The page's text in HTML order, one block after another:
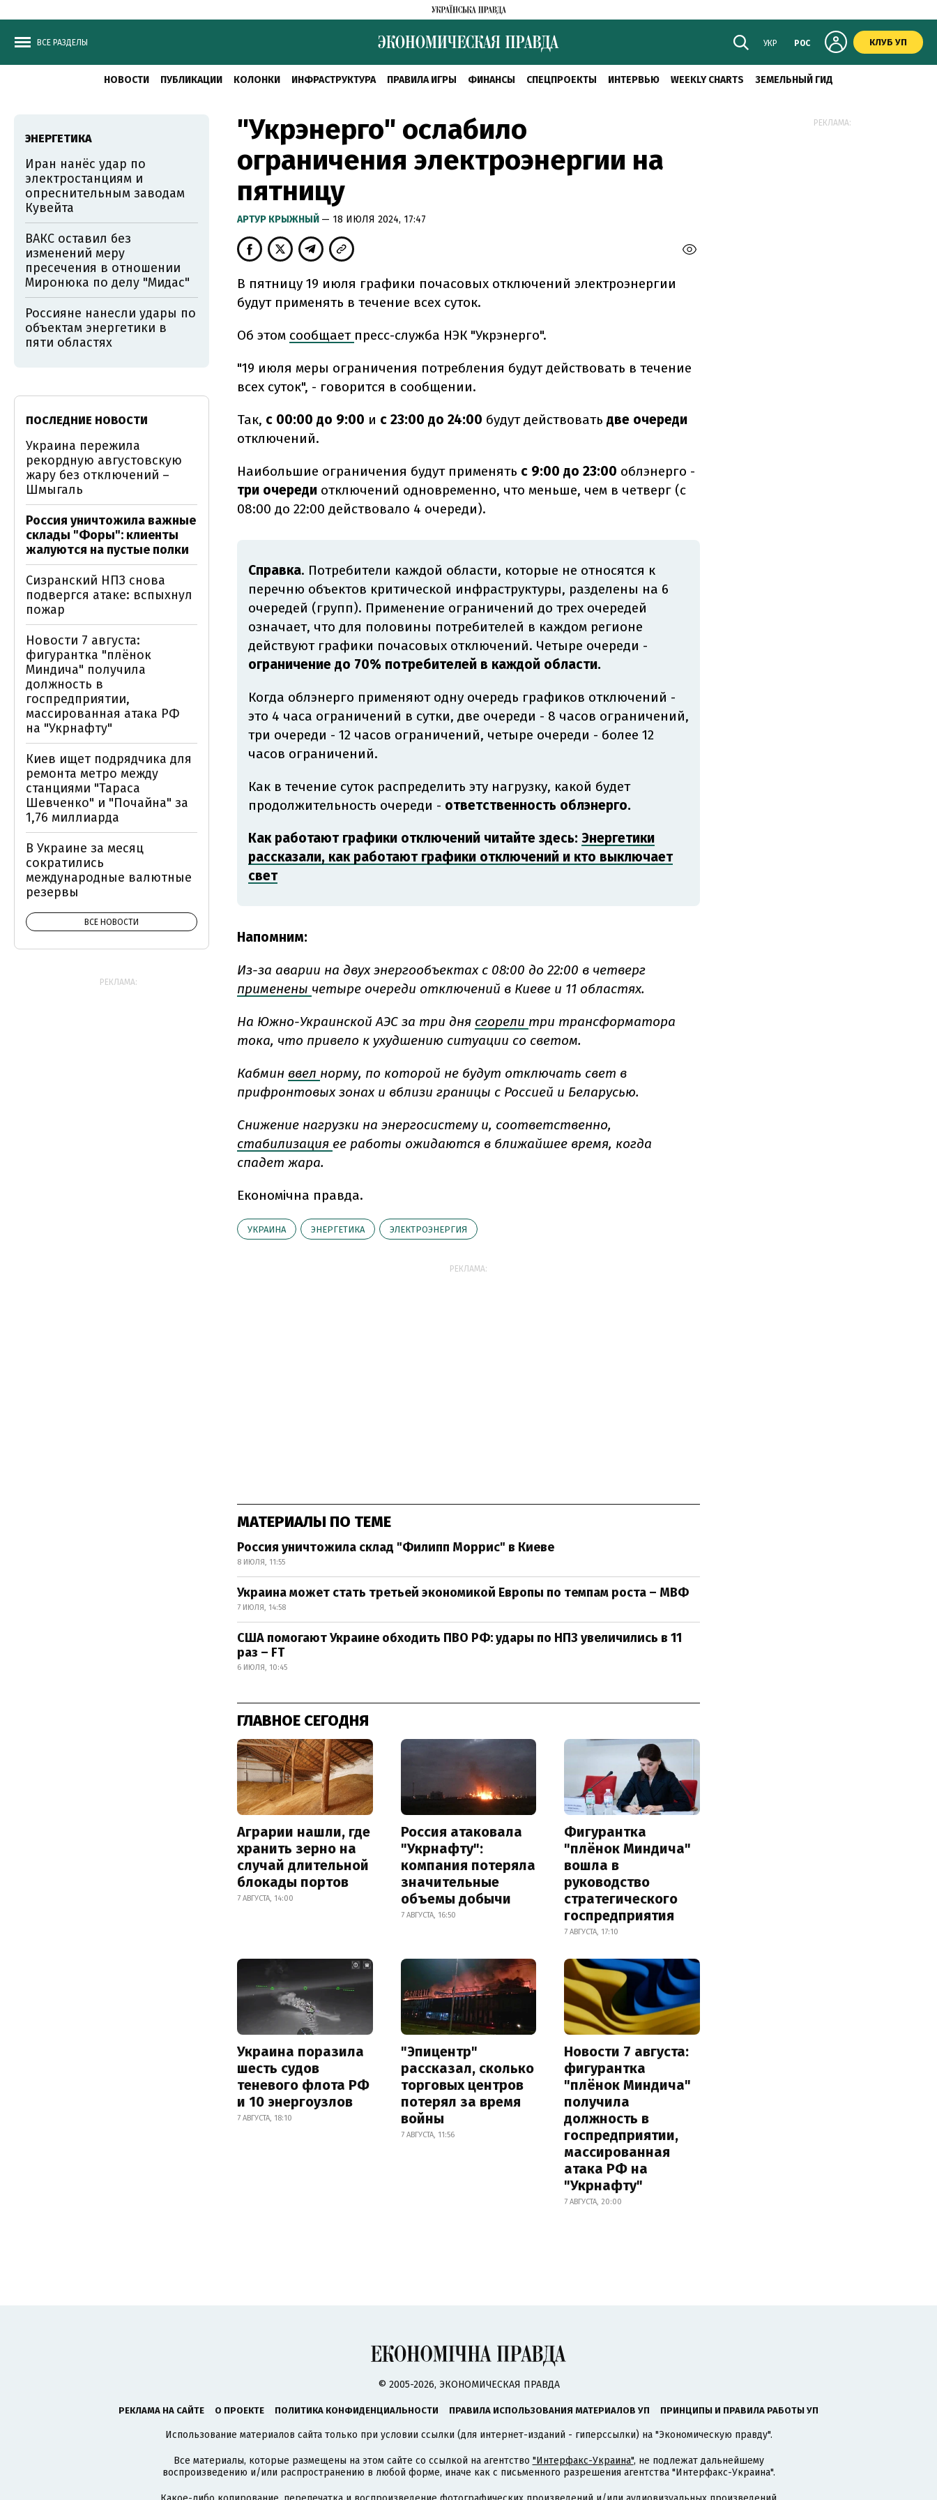
ВСЕ РАЗДЕЛЫ УКР РОС КЛУБ УП
НОВОСТИ ПУБЛИКАЦИИ КОЛОНКИ ИНФРАСТРУКТУРА ПРАВИЛА ИГРЫ ФИНАНСЫ СПЕЦПРОЕКТЫ ИНТЕРВЬЮ WEEKLY CHARTS ЗЕМЕЛЬНЫЙ ГИД
"Укрэнерго" ослабило
ограничения электроэнергии на
пятницу
АРТУР КРЫЖНЫЙ — 18 ИЮЛЯ 2024, 17:47
В пятницу 19 июля графики почасовых отключений электроэнергии
будут применять в течение всех суток.
Об этом сообщает пресс-служба НЭК "Укрэнерго".
"19 июля меры ограничения потребления будут действовать в течение
всех суток", - говорится в сообщении.
Так, с 00:00 до 9:00 и с 23:00 до 24:00 будут действовать две очереди
отключений.
Наибольшие ограничения будут применять с 9:00 до 23:00 облэнерго -
три очереди отключений одновременно, что меньше, чем в четверг (с
08:00 до 22:00 действовало 4 очереди).
Справка. Потребители каждой области, которые не относятся к
перечню объектов критической инфраструктуры, разделены на 6
очередей (групп). Применение ограничений до трех очередей
означает, что для половины потребителей в каждом регионе
действуют графики почасовых отключений. Четыре очереди -
ограничение до 70% потребителей в каждой области.
Когда облэнерго применяют одну очередь графиков отключений -
это 4 часа ограничений в сутки, две очереди - 8 часов ограничений,
три очереди - 12 часов ограничений, четыре очереди - более 12
часов ограничений.
Как в течение суток распределить эту нагрузку, какой будет
продолжительность очереди - ответственность облэнерго.
Как работают графики отключений читайте здесь: Энергетики
рассказали, как работают графики отключений и кто выключает
свет
Напомним:
Из-за аварии на двух энергообъектах с 08:00 до 22:00 в четверг
применены четыре очереди отключений в Киеве и 11 областях.
На Южно-Украинской АЭС за три дня сгорели три трансформатора
тока, что привело к ухудшению ситуации со светом.
Кабмин ввел норму, по которой не будут отключать свет в
прифронтовых зонах и вблизи границы с Россией и Беларусью.
Снижение нагрузки на энергосистему и, соответственно,
стабилизация ее работы ожидаются в ближайшее время, когда
спадет жара.
Економічна правда.
УКРАИНА ЭНЕРГЕТИКА ЭЛЕКТРОЭНЕРГИЯ
РЕКЛАМА:
МАТЕРИАЛЫ ПО ТЕМЕ
Россия уничтожила склад "Филипп Моррис" в Киеве
8 ИЮЛЯ, 11:55
Украина может стать третьей экономикой Европы по темпам роста – МВФ
7 ИЮЛЯ, 14:58
США помогают Украине обходить ПВО РФ: удары по НПЗ увеличились в 11
раз – FT
6 ИЮЛЯ, 10:45
ГЛАВНОЕ СЕГОДНЯ
Аграрии нашли, где
хранить зерно на
случай длительной
блокады портов
7 АВГУСТА, 14:00
Россия атаковала
"Укрнафту":
компания потеряла
значительные
объемы добычи
7 АВГУСТА, 16:50
Фигурантка
"плёнок Миндича"
вошла в
руководство
стратегического
госпредприятия
7 АВГУСТА, 17:10
Украина поразила
шесть судов
теневого флота РФ
и 10 энергоузлов
7 АВГУСТА, 18:10
"Эпицентр"
рассказал, сколько
торговых центров
потерял за время
войны
7 АВГУСТА, 11:56
Новости 7 августа:
фигурантка
"плёнок Миндича"
получила
должность в
госпредприятии,
массированная
атака РФ на
"Укрнафту"
7 АВГУСТА, 20:00
ЭНЕРГЕТИКА
Иран нанёс удар по
электростанциям и
опреснительным заводам
Кувейта
ВАКС оставил без
изменений меру
пресечения в отношении
Миронюка по делу "Мидас"
Россияне нанесли удары по
объектам энергетики в
пяти областях
ПОСЛЕДНИЕ НОВОСТИ
Украина пережила
рекордную августовскую
жару без отключений –
Шмыгаль
Россия уничтожила важные
склады "Форы": клиенты
жалуются на пустые полки
Сизранский НПЗ снова
подвергся атаке: вспыхнул
пожар
Новости 7 августа:
фигурантка "плёнок
Миндича" получила
должность в
госпредприятии,
массированная атака РФ
на "Укрнафту"
Киев ищет подрядчика для
ремонта метро между
станциями "Тараса
Шевченко" и "Почайна" за
1,76 миллиарда
В Украине за месяц
сократились
международные валютные
резервы
ВСЕ НОВОСТИ
РЕКЛАМА:
РЕКЛАМА:
© 2005-2026, ЭКОНОМИЧЕСКАЯ ПРАВДА
РЕКЛАМА НА САЙТЕ О ПРОЕКТЕ ПОЛИТИКА КОНФИДЕНЦИАЛЬНОСТИ ПРАВИЛА ИСПОЛЬЗОВАНИЯ МАТЕРИАЛОВ УП ПРИНЦИПЫ И ПРАВИЛА РАБОТЫ УП
Использование материалов сайта только при условии ссылки (для интернет-изданий - гиперссылки) на "Экономическую правду".
Все материалы, которые размещены на этом сайте со ссылкой на агентство "Интерфакс-Украина", не подлежат дальнейшему
воспроизведению и/или распространению в любой форме, иначе как с письменного разрешения агентства "Интерфакс-Украина".